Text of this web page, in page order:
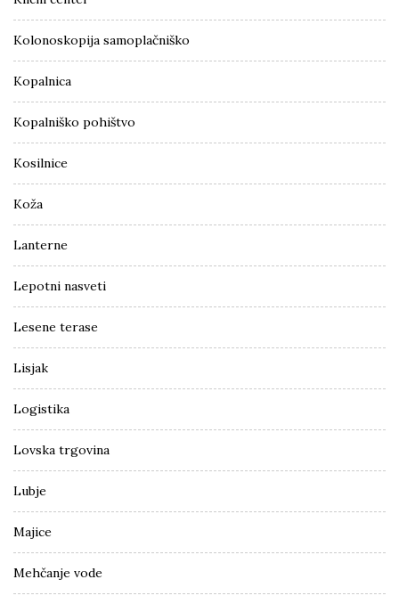
Kolonoskopija samoplačniško
Kopalnica
Kopalniško pohištvo
Kosilnice
Koža
Lanterne
Lepotni nasveti
Lesene terase
Lisjak
Logistika
Lovska trgovina
Lubje
Majice
Mehčanje vode